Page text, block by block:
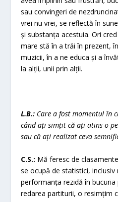
sau convingeri de
vrei nu vrei, se reflectă în
și substanța acestuia. Ori
mare stă în a trăi în prezent,
muzicii, în a ne educa și a
la alții, unii prin alții.
L.B.: Care a fost momentul în
când ați simțit că ați atins o
sau că ați realizat ceva
C.S.: Mă feresc de
se ocupă de statistici, inclusiv
performanța rezidă în bucuria
redarea partiturii, o resimțim